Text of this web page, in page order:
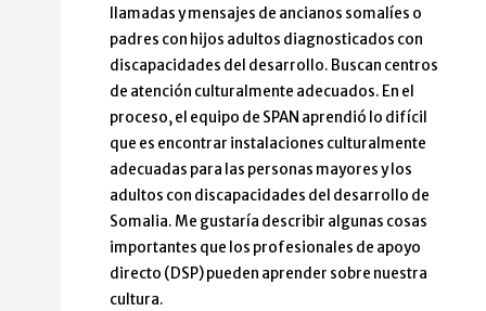
llamadas y mensajes de ancianos somalíes o
padres con hijos adultos diagnosticados con
discapacidades del desarrollo. Buscan centros
de atención culturalmente adecuados. En el
proceso, el equipo de SPAN aprendió lo difícil
que es encontrar instalaciones culturalmente
adecuadas para las personas mayores y los
adultos con discapacidades del desarrollo de
Somalia. Me gustaría describir algunas cosas
importantes que los profesionales de apoyo
directo (DSP) pueden aprender sobre nuestra
cultura.